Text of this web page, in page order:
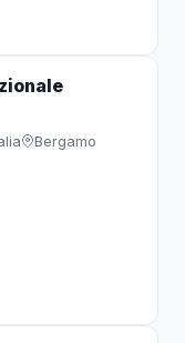
Bergamo